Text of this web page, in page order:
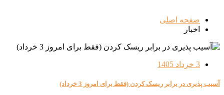
صفحه اصلی
اخبار
3 خرداد 1405
آسیب ⁯پذیری در برابر ریسک کردن (فقط برای امروز 3 خرداد)